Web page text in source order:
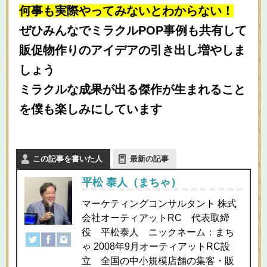
何事も実際やってみないとわからない！
ぜひみんなでミラクルPOP事例も共有して
販促物作りのアイデアの引き出し増やしま
しょう
ミラクルな成果が出る傑作が生まれること
を僕も楽しみにしています
この記事を書いた人 最新の記事
平松 泰人（まちゃ）
マーケティングコンサルタント 株式
会社オーティアットRC 代表取締
役 平松泰人 ニックネーム：まち
ゃ 2008年9月オーティアットRC設
立 全国の中小規模店舗の集客・販